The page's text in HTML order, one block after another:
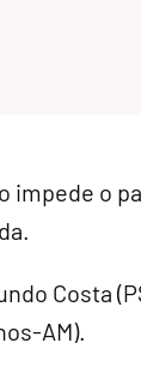
impede o
Costa
AM).